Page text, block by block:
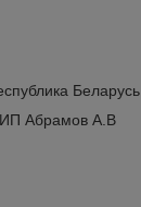
Беларусь
ИП Абрамов А.В